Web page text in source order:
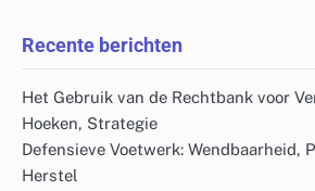
Recente berichten
Het Gebruik van de Rechtbank voor
Hoeken, Strategie
Defensieve Voetwerk: Wendbaarheid,
Herstel